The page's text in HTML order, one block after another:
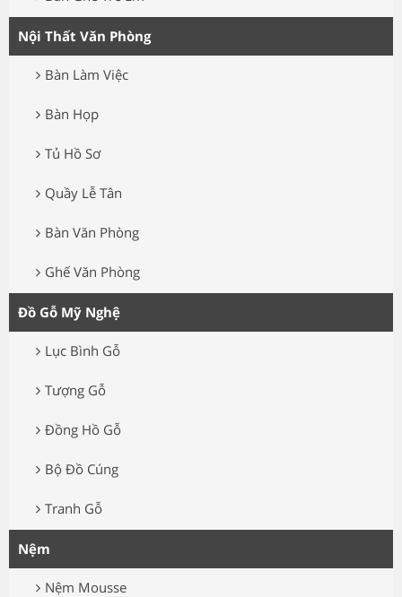
Nội Thất Văn Phòng
Bàn Làm Việc
Bàn Họp
Tủ Hồ Sơ
Quầy Lễ Tân
Bàn Văn Phòng
Ghế Văn Phòng
Đồ Gỗ Mỹ Nghệ
Lục Bình Gỗ
Tượng Gỗ
Đồng Hồ Gỗ
Bộ Đồ Cúng
Tranh Gỗ
Nệm
Nệm Mousse